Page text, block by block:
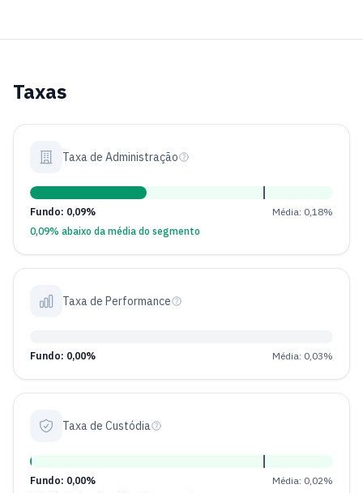
Taxas
Taxa de Administração
Fundo: 0,09%
Média: 0,18%
0,09% abaixo da média do segmento
Taxa de Performance
Fundo: 0,00% Média: 0,03%
Taxa de Custódia
Fundo: 0,00%
Média: 0,02%